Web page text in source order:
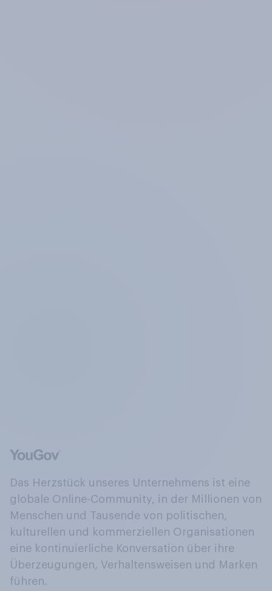
Das Herzstück unseres Unternehmens ist eine
globale Online-Community, in der Millionen von
Menschen und Tausende von politischen,
kulturellen und kommerziellen Organisationen
eine kontinuierliche Konversation über ihre
Überzeugungen, Verhaltensweisen und Marken
führen.